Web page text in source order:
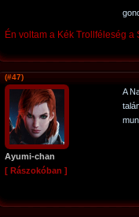
Én voltam a Kék Trollféleség a
(#47)
Ayumi-chan
[ Rászokóban ]
A